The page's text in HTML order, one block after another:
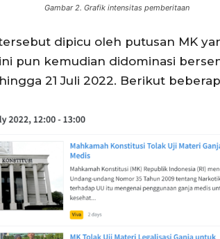
Gambar 2. Grafik intensitas pemberitaan
dipicu oleh putusan MK
pun kemudian didominasi
21 Juli 2022. Berikut